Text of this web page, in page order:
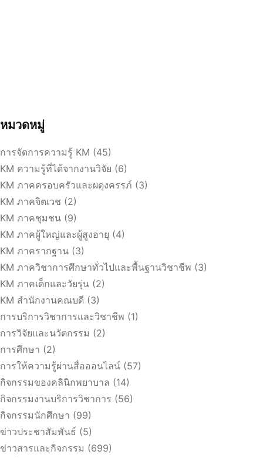
หมวดหมู่
การจัดการความรู้ KM (45)
KM ความรู้ที่ได้จากงานวิจัย (6)
KM ภาคครอบครัวและผดุงครรภ์ (3)
KM ภาคจิตเวช (2)
KM ภาคชุมชน (9)
KM ภาคผู้ใหญ่และผู้สูงอายุ (4)
KM ภาครากฐาน (3)
KM ภาควิชาการศึกษาทั่วไปและพื้นฐานวิชาชีพ (3)
KM ภาคเด็กและวัยรุ่น (2)
KM สำนักงานคณบดี (3)
การบริการวิชาการและวิชาชีพ (1)
การวิจัยและนวัตกรรม (2)
การศึกษา (2)
การให้ความรู้ผ่านสื่อออนไลน์ (57)
กิจกรรมของคลินิกพยาบาล (14)
กิจกรรมงานบริการวิชาการ (56)
กิจกรรมนักศึกษา (99)
ข่าวประชาสัมพันธ์ (5)
ข่าวสารและกิจกรรม (699)